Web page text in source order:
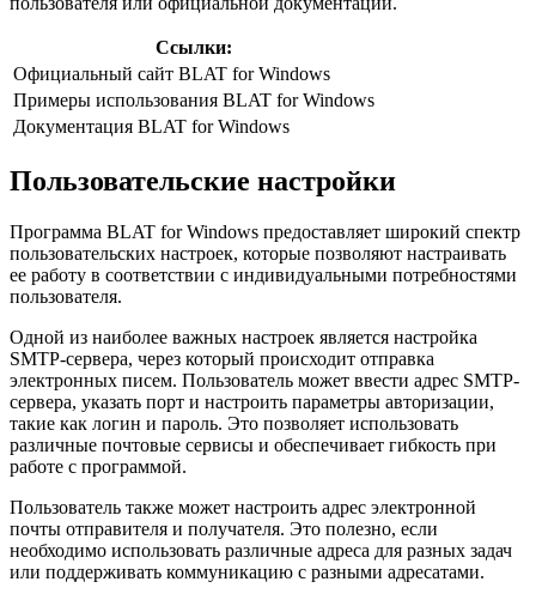
Ссылки:
Официальный сайт BLAT for Windows
Примеры использования BLAT for Windows
Документация BLAT for Windows
Пользовательские настройки
Программа BLAT for Windows предоставляет широкий спектр
пользовательских настроек, которые позволяют настраивать
ее работу в соответствии с индивидуальными потребностями
пользователя.
Одной из наиболее важных настроек является настройка
SMTP-сервера, через который происходит отправка
электронных писем. Пользователь может ввести адрес SMTP-
сервера, указать порт и настроить параметры авторизации,
такие как логин и пароль. Это позволяет использовать
различные почтовые сервисы и обеспечивает гибкость при
работе с программой.
Пользователь также может настроить адрес электронной
почты отправителя и получателя. Это полезно, если
необходимо использовать различные адреса для разных задач
или поддерживать коммуникацию с разными адресатами.